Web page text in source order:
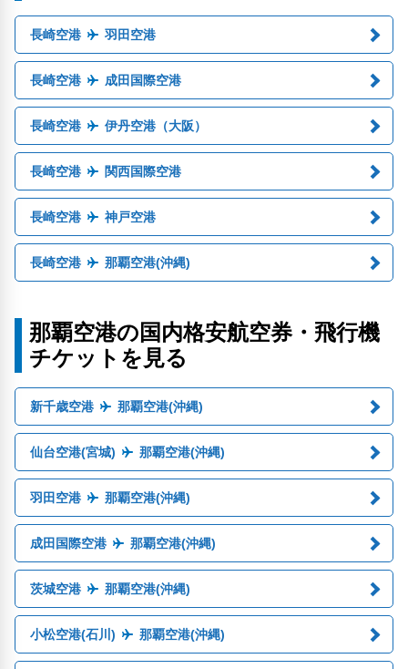
長崎空港 羽田空港
長崎空港 成田国際空港
長崎空港 伊丹空港（大阪）
長崎空港 関西国際空港
長崎空港 神戸空港
長崎空港 那覇空港(沖縄)
那覇空港の国内格安航空券・飛行機
チケットを見る
新千歳空港 那覇空港(沖縄)
仙台空港(宮城) 那覇空港(沖縄)
羽田空港 那覇空港(沖縄)
成田国際空港 那覇空港(沖縄)
茨城空港 那覇空港(沖縄)
小松空港(石川) 那覇空港(沖縄)